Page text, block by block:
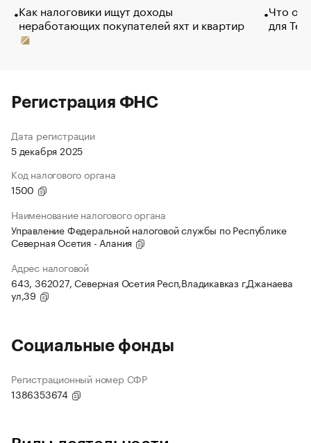
Как налоговики ищут доходы
неработающих покупателей яхт и квартир
Что
для
Регистрация ФНС
Дата регистрации
5 декабря 2025
Код налогового органа
1500
Наименование налогового органа
Управление Федеральной налоговой службы по Республике
Северная Осетия - Алания
Адрес налоговой
643, 362027, Северная Осетия Респ,Владикавказ г,Джанаева
ул,39
Социальные фонды
Регистрационный номер СФР
1386353674